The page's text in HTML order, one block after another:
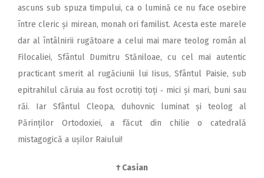
ascuns sub spuza timpului, ca o lumină ce nu face osebire
între cleric și mirean, monah ori familist. Acesta este marele
dar al întâlnirii rugătoare a celui mai mare teolog român al
Filocaliei, Sfântul Dumitru Stăniloae, cu cel mai autentic
practicant smerit al rugăciunii lui Iisus, Sfântul Paisie, sub
epitrahilul căruia au fost ocrotiți toți ‑ mici și mari, buni sau
răi. Iar Sfântul Cleopa, duhovnic luminat și teolog al
Părinților Ortodoxiei, a făcut din chilie o catedrală
mistagogică a ușilor Raiului!
† Casian